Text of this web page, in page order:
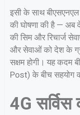
इसी के साथ
की घोषणा की है —
की सिम और रिचार्ज
और सेवाओं को देश के
सक्षम होगी। यह कदम
Post) के बीच सहयोग
4G